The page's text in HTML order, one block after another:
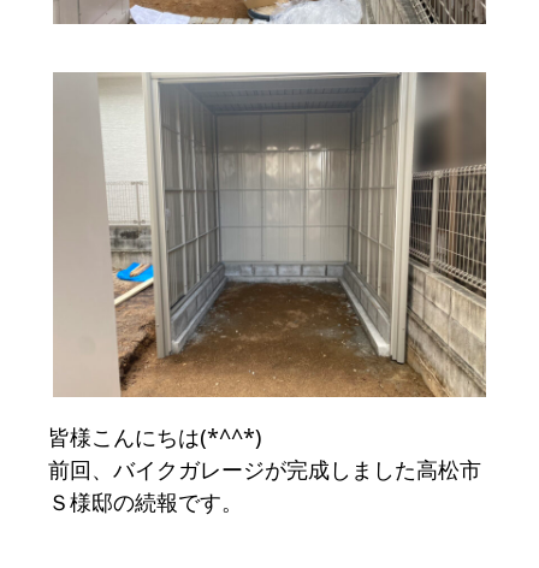
皆様こんにちは(*^^*)
前回、バイクガレージが完成しました高松市
Ｓ様邸の続報です。